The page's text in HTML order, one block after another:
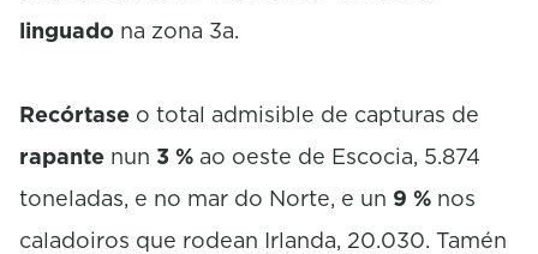
linguado na zona 3a.
Recórtase o total admisible de capturas de
rapante nun 3 % ao oeste de Escocia, 5.874
toneladas, e no mar do Norte, e un 9 % nos
caladoiros que rodean Irlanda, 20.030. Tamén